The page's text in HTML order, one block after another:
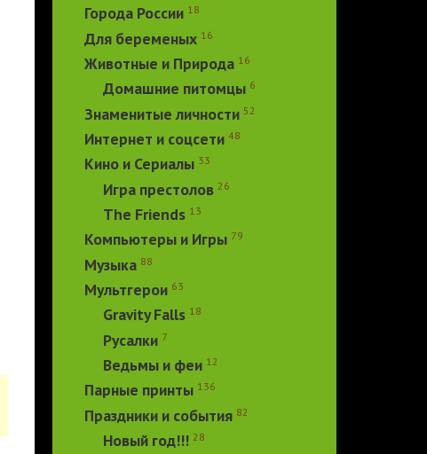
Города России 18
Для беременых 16
Животные и Природа 16
Домашние питомцы 6
Знаменитые личности 52
Интернет и соцсети 48
Кино и Сериалы 33
Игра престолов 26
The Friends 13
Компьютеры и Игры 79
Музыка 88
Мультгерои 63
Gravity Falls 18
Русалки 7
Ведьмы и феи 12
Парные принты 136
Праздники и события 82
Новый год!!! 28